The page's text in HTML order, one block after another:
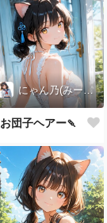
にゃん乃(みー娘)
お団子ヘアー🍡